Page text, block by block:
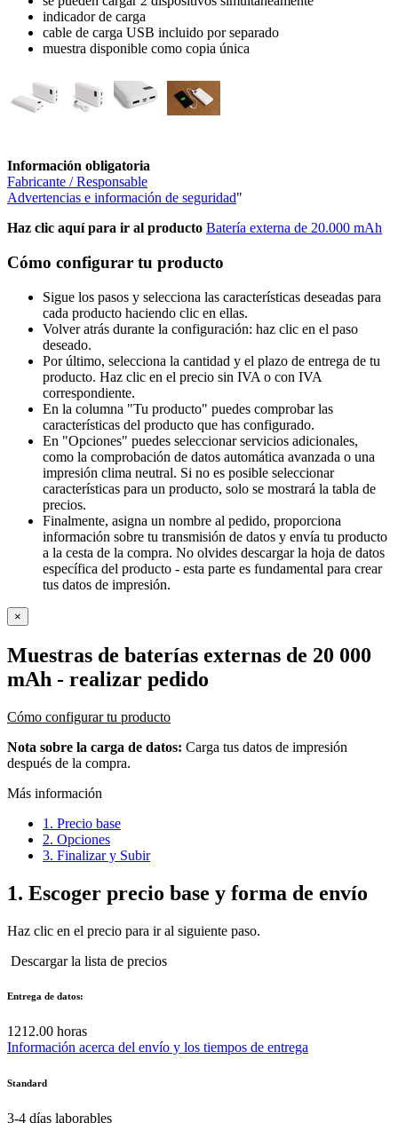
indicador de carga
cable de carga USB incluido por separado
muestra disponible como copia única
Información obligatoria
Fabricante / Responsable
Advertencias e información de seguridad"
Haz clic aquí para ir al producto Batería externa de 20.000 mAh
Cómo configurar tu producto
Sigue los pasos y selecciona las características deseadas para
cada producto haciendo clic en ellas.
Volver atrás durante la configuración: haz clic en el paso
deseado.
Por último, selecciona la cantidad y el plazo de entrega de tu
producto. Haz clic en el precio sin IVA o con IVA
correspondiente.
En la columna "Tu producto" puedes comprobar las
características del producto que has configurado.
En "Opciones" puedes seleccionar servicios adicionales,
como la comprobación de datos automática avanzada o una
impresión clima neutral. Si no es posible seleccionar
características para un producto, solo se mostrará la tabla de
precios.
Finalmente, asigna un nombre al pedido, proporciona
información sobre tu transmisión de datos y envía tu producto
a la cesta de la compra. No olvides descargar la hoja de datos
específica del producto - esta parte es fundamental para crear
tus datos de impresión.
×
Muestras de baterías externas de 20 000
mAh - realizar pedido
Cómo configurar tu producto
Nota sobre la carga de datos: Carga tus datos de impresión
después de la compra.
Más información
1. Precio base
2. Opciones
3. Finalizar y Subir
1. Escoger precio base y forma de envío
Haz clic en el precio para ir al siguiente paso.
Descargar la lista de precios
Entrega de datos:
1212.00 horas
Información acerca del envío y los tiempos de entrega
Standard
3-4 días laborables